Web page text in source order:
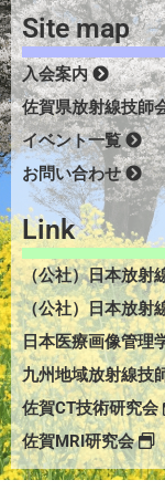
Site map
入会案内
佐賀県放射線技師
イベント一覧
お問い合わせ
Link
（公社）日本放射
（公社）日本放射
日本医療画像管理
九州地域放射線技
佐賀CT技術研究会
佐賀MRI研究会